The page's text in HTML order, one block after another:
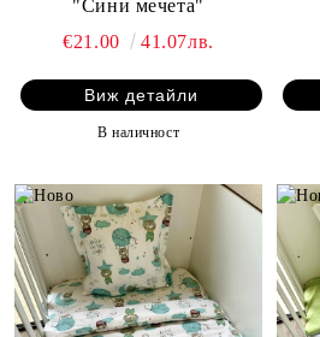
"Сини мечета"
€21.00
41.07лв.
Виж детайли
В наличност